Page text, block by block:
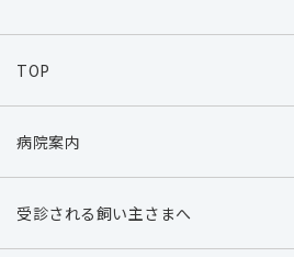
TOP
病院案内
受診される飼い主さまへ